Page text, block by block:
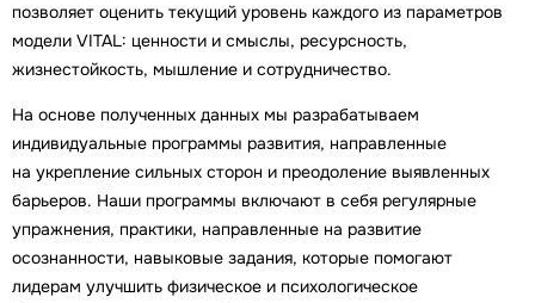
позволяет оценить текущий уровень каждого из параметров
модели VITAL: ценности и смыслы, ресурсность,
жизнестойкость, мышление и сотрудничество.
На основе полученных данных мы разрабатываем
индивидуальные программы развития, направленные
на укрепление сильных сторон и преодоление выявленных
барьеров. Наши программы включают в себя регулярные
упражнения, практики, направленные на развитие
осознанности, навыковые задания, которые помогают
лидерам улучшить физическое и психологическое